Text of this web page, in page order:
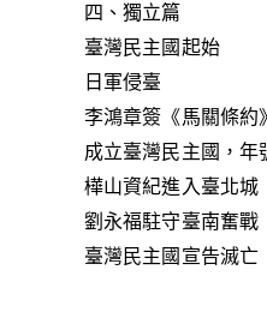
四、獨立篇
臺灣民主國起始
日軍侵臺
李鴻章簽《馬關條約》
成立臺灣民主國，年
樺山資紀進入臺北城
劉永福駐守臺南奮戰
臺灣民主國宣告滅亡